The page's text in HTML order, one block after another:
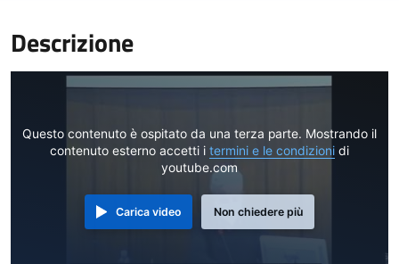
Descrizione
Questo contenuto è ospitato da una terza parte. Mostrando il
contenuto esterno accetti i termini e le condizioni di
youtube.com
Carica video Non chiedere più